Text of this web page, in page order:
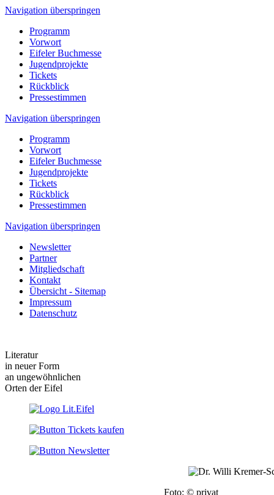
Navigation überspringen
Programm
Vorwort
Eifeler Buchmesse
Jugendprojekte
Tickets
Rückblick
Pressestimmen
Navigation überspringen
Programm
Vorwort
Eifeler Buchmesse
Jugendprojekte
Tickets
Rückblick
Pressestimmen
Navigation überspringen
Newsletter
Partner
Mitgliedschaft
Kontakt
Übersicht - Sitemap
Impressum
Datenschutz
Literatur
in neuer Form
an ungewöhnlichen
Orten der Eifel
Foto: © privat